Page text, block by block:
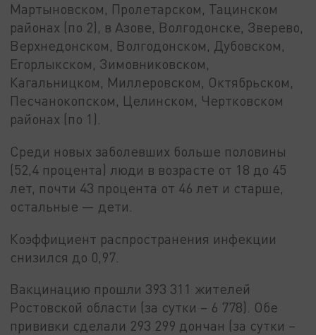
Мартыновском, Пролетарском, Тацинском
районах (по 2), в Азове, Волгодонске, Зверево,
Верхнедонском, Волгодонском, Дубовском,
Егорлыкском, Зимовниковском,
Кагальницком, Миллеровском, Октябрьском,
Песчанокопском, Целинском, Чертковском
районах (по 1).
Среди новых заболевших больше половины
(52,4 процента) люди в возрасте от 18 до 45
лет, почти 43 процента от 46 лет и старше,
остальные — дети.
Коэффициент распространения инфекции
снизился до 0,97.
Вакцинацию прошли 393 311 жителей
Ростовской области (за сутки – 6 778). Обе
прививки сделали 293 299 дончан (за сутки –